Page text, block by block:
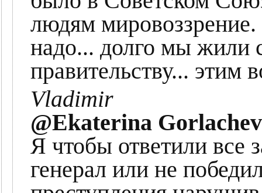
людям
надо... долго мы жили
правительству... этим
Vladimir
@Ekaterina
Я чтобы ответили все
генерал или не